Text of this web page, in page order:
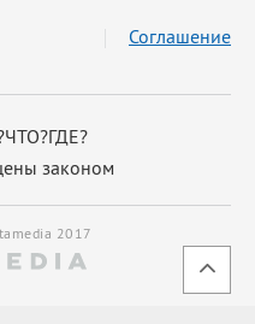
законом
Соглашение
2017